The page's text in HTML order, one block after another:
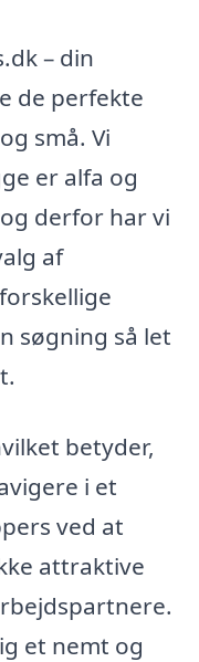
– din
de perfekte
små. Vi
er alfa og
derfor har vi
af
søgning så let
betyder,
i et
ved at
attraktive
et nemt og